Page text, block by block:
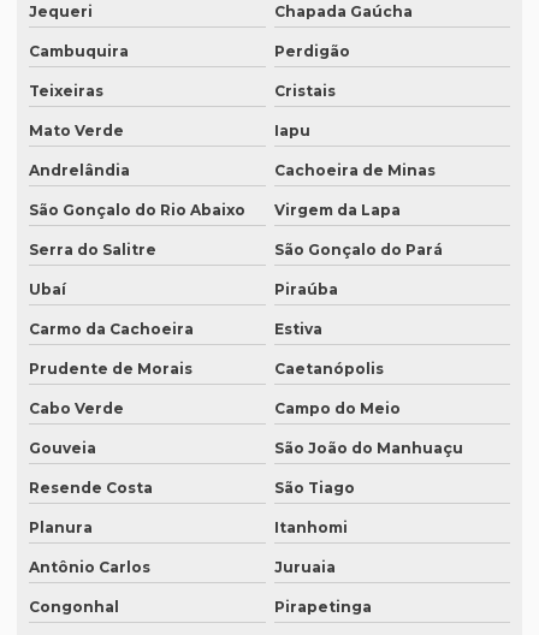
Onde fazer tradução em fortaleza
Onde fazer tradução de inglês jurídico
Onde fazer tradução juramentada no rio de janeiro
Onde fazer tradução juramentada no rj
Onde fazer tradução juramentada em porto alegre
Onde fazer tradução juramentada em recife
Onde fazer tradução juramentada em sp
Onde fazer tradução em porto alegre
Onde fazer transcrição de áudio para texto
Orçamento inglês tradução
Orçamento legendagem
Preço interpretação simultânea
Jequeri Chapada Gaúcha
Cambuquira Perdigão
Teixeiras Cristais
Mato Verde Iapu
Andrelândia Cachoeira de Minas
São Gonçalo do Rio Abaixo Virgem da Lapa
Serra do Salitre São Gonçalo do Pará
Ubaí Piraúba
Carmo da Cachoeira Estiva
Prudente de Morais Caetanópolis
Cabo Verde Campo do Meio
Gouveia São João do Manhuaçu
Resende Costa São Tiago
Planura Itanhomi
Antônio Carlos Juruaia
Congonhal Pirapetinga